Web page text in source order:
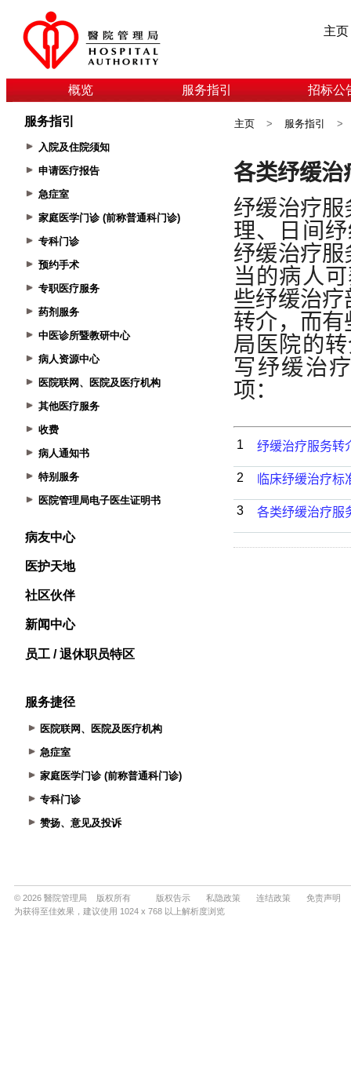
主页
概览 服务指引 招标公
服务指引
入院及住院须知
申请医疗报告
急症室
家庭医学门诊 (前称普通科门诊)
专科门诊
预约手术
专职医疗服务
药剂服务
中医诊所暨教研中心
病人资源中心
医院联网、医院及医疗机构
其他医疗服务
收费
病人通知书
特别服务
医院管理局电子医生证明书
病友中心
医护天地
社区伙伴
新闻中心
员工 / 退休职员特区
服务捷径
医院联网、医院及医疗机构
急症室
家庭医学门诊 (前称普通科门诊)
专科门诊
赞扬、意见及投诉
主页 > 服务指引 >
© 2026 醫院管理局 版权所有 版权告示 私隐政策 连结政策
免责声明
为获得至佳效果，建议使用 1024 x 768 以上解析度浏览